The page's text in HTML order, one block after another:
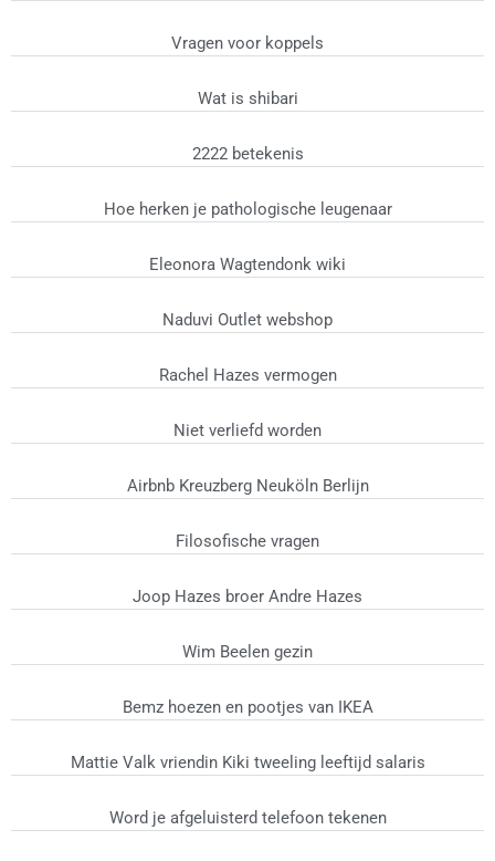
Vragen voor koppels
Wat is shibari
2222 betekenis
Hoe herken je pathologische leugenaar
Eleonora Wagtendonk wiki
Naduvi Outlet webshop
Rachel Hazes vermogen
Niet verliefd worden
Airbnb Kreuzberg Neuköln Berlijn
Filosofische vragen
Joop Hazes broer Andre Hazes
Wim Beelen gezin
Bemz hoezen en pootjes van IKEA
Mattie Valk vriendin Kiki tweeling leeftijd salaris
Word je afgeluisterd telefoon tekenen